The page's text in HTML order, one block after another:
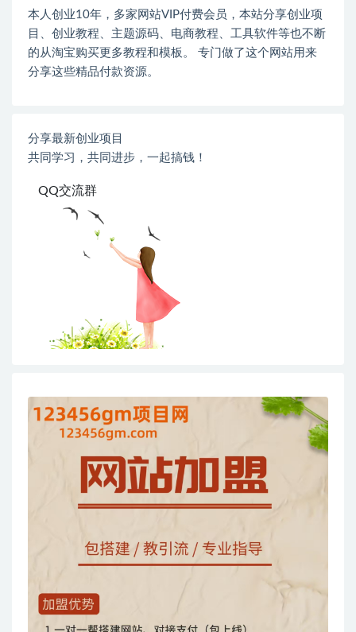
本人创业10年，多家网站VIP付费会员，本站分享创业项
目、创业教程、主题源码、电商教程、工具软件等也不断
的从淘宝购买更多教程和模板。 专门做了这个网站用来
分享这些精品付款资源。
分享最新创业项目
共同学习，共同进步，一起搞钱！
QQ交流群